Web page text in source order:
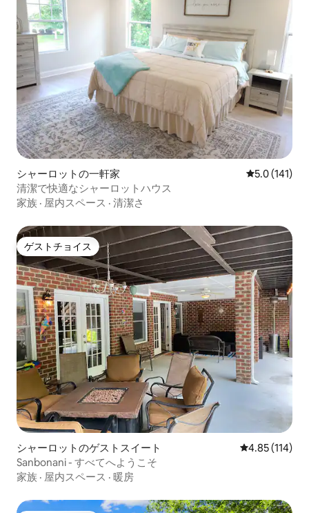
シャーロットの一軒家 レビュー141
5.0 (141)
清潔で快適なシャーロットハウス
家族 · 屋内スペース · 清潔さ
ゲストチョイス
ゲストチョイス
シャーロットのゲストスイート レビュー114
4.85 (114)
Sanbonani - すべてへようこそ
家族 · 屋内スペース · 暖房